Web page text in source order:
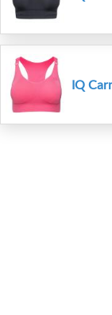
IQ